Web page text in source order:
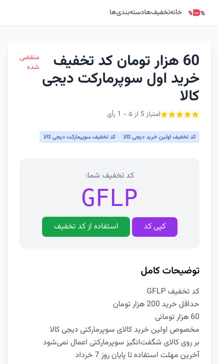
خانهتخفیف‌هادسته‌بندی‌ها
60 هزار تومان کد تخفیف
خرید اول سوپرمارکت دیجی
کالا
امتیاز 5 از ۵ - 1 رأی
منقضی
شده
کد تخفیف اولین خرید دیجی کالا کد تخفیف سوپرمارکت دیجی کالا
کد تخفیف شما:
GFLP
کپی کد استفاده از کد تخفیف
توضیحات کامل
کد تخفیف GFLP
حداقل خرید 200 هزار تومان
60 هزار تومانی
مخصوص اولین خرید کالای سوپرمارکتی دیجی کالا
بر روی کالای شگفت‌انگیز سوپرمارکتی اعمال نمی‌شود
آخرین مهلت استفاده تا پایان روز 7 خرداد